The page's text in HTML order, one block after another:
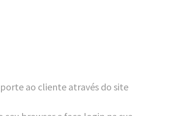
ao cli­en­te atra­vés do site